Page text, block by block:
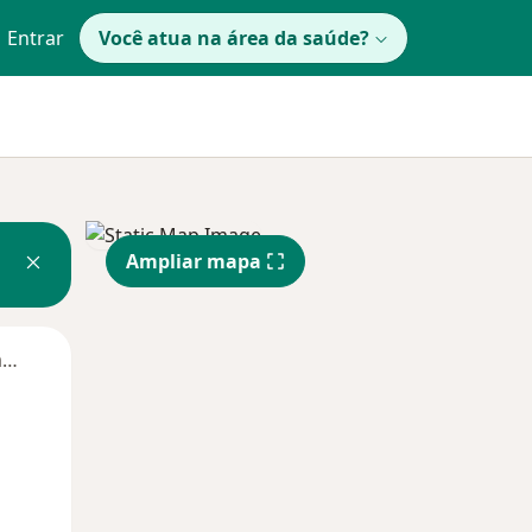
Entrar Você atua na área da saúde?
Segunda-feira
Ampliar mapa